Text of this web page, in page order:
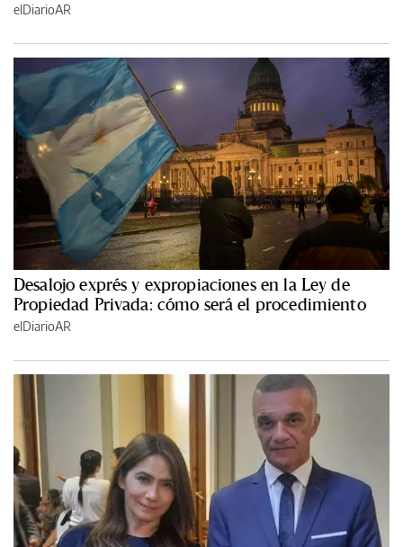
elDiarioAR
Desalojo exprés y expropiaciones en la Ley de
Propiedad Privada: cómo será el procedimiento
elDiarioAR